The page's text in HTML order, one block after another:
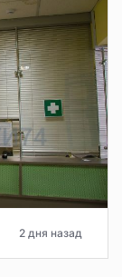
2 дня назад